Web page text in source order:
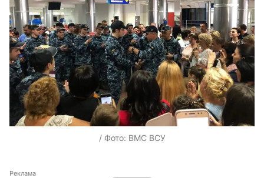
/ Фото: ВМС ВСУ
Реклама